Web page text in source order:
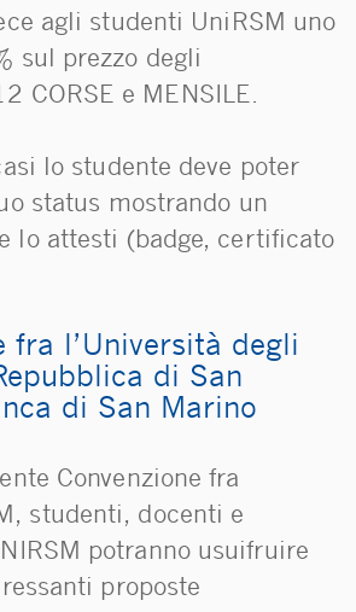
agli studenti UniRSM uno
sul prezzo degli
CORSE e MENSILE.
lo studente deve poter
status mostrando un
lo attesti (badge, certificato
fra l’Università degli
di San
di San Marino
Convenzione fra
studenti, docenti e
potranno usuifruire
proposte